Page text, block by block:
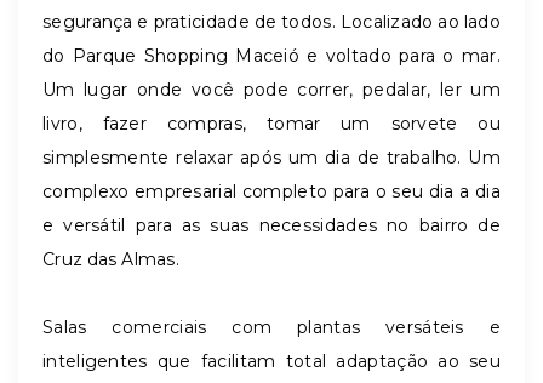
segurança e praticidade de todos. Localizado ao lado
do Parque Shopping Maceió e voltado para o mar.
Um lugar onde você pode correr, pedalar, ler um
livro, fazer compras, tomar um sorvete ou
simplesmente relaxar após um dia de trabalho. Um
complexo empresarial completo para o seu dia a dia
e versátil para as suas necessidades no bairro de
Cruz das Almas.
Salas comerciais com plantas versáteis e
inteligentes que facilitam total adaptação ao seu